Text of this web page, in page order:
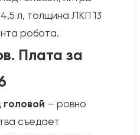
л, толщина ЛКП 13
робота.
Плата за
— ровно
съедает